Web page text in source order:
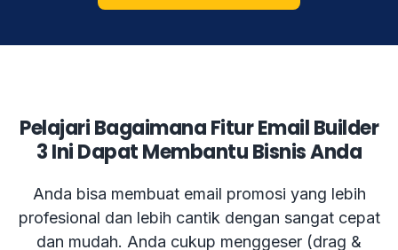
Pelajari Bagaimana Fitur Email Builder
3 Ini Dapat Membantu Bisnis Anda
Anda bisa membuat email promosi yang lebih
profesional dan lebih cantik dengan sangat cepat
dan mudah. Anda cukup menggeser (drag &